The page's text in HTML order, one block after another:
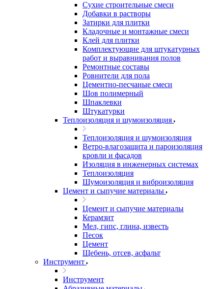
Сухие строительные смеси
Добавки в растворы
Затирки для плитки
Кладочные и монтажные смеси
Клей для плитки
Комплектующие для штукатурных
работ и выравнивания полов
Ремонтные составы
Ровнители для пола
Цементно-песчаные смеси
Шов полимерный
Шпаклевки
Штукатурки
Теплоизоляция и шумоизоляция
Теплоизоляция и шумоизоляция
Ветро-влагозащита и пароизоляция
кровли и фасадов
Изоляция в инженерных системах
Теплоизоляция
Шумоизоляция и виброизоляция
Цемент и сыпучие материалы
Цемент и сыпучие материалы
Керамзит
Мел, гипс, глина, известь
Песок
Цемент
Щебень, отсев, асфальт
Инструмент
Инструмент